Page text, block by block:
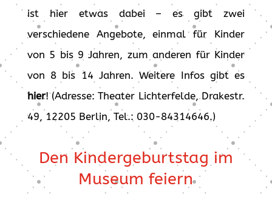
ist hier etwas dabei – es gibt zwei
verschiedene Angebote, einmal für Kinder
von 5 bis 9 Jahren, zum anderen für Kinder
von 8 bis 14 Jahren. Weitere Infos gibt es
hier! (Adresse: Theater Lichterfelde, Drakestr.
49, 12205 Berlin, Tel.: 030-84314646.)
Den Kindergeburtstag im
Museum feiern